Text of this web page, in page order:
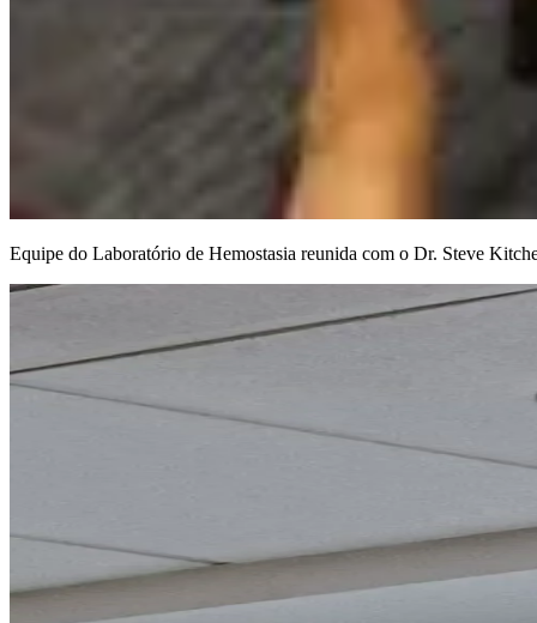
Equipe do Laboratório de Hemostasia reunida com o Dr. Steve